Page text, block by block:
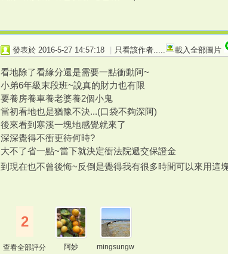
發表於 2016-5-27 14:57:18 | 只看該作者 載入全部圖片
看地除了看緣分還是需要一點衝動阿~
小弟6年級末段班~說真的財力也有限
要養房養車養老婆養2個小鬼
當初看地也是猶豫不決...(口袋不夠深阿)
後來看到寒溪一塊地感覺就來了
深深覺得不衝更待何時?
大不了省一點~當下就決定衝法院遞交保證金
到現在也不曾後悔~反倒是覺得我有很多時間可以來用這
2
查看全部評分 阿妙
mingsungw